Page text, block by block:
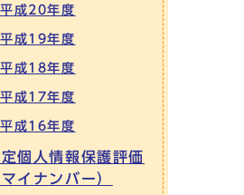
平成20年度
平成19年度
平成18年度
平成17年度
平成16年度
個人情報保護評価
マイナンバー）